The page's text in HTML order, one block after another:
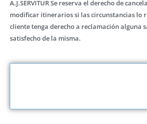
A.J.SERVITUR Se reserva el derecho de
modificar itinerarios si las circunstancias lo
cliente tenga derecho a reclamación alguna
satisfecho de la misma.